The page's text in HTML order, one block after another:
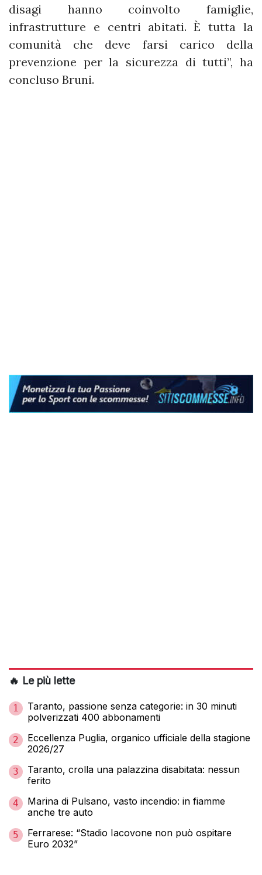
disagi hanno coinvolto famiglie,
infrastrutture e centri abitati. È tutta la
comunità che deve farsi carico della
prevenzione per la sicurezza di tutti”, ha
concluso Bruni.
🔥 Le più lette
1
Taranto, passione senza categorie: in 30 minuti
polverizzati 400 abbonamenti
2
Eccellenza Puglia, organico ufficiale della stagione
2026/27
3
Taranto, crolla una palazzina disabitata: nessun
ferito
4
Marina di Pulsano, vasto incendio: in fiamme
anche tre auto
5
Ferrarese: “Stadio Iacovone non può ospitare
Euro 2032”